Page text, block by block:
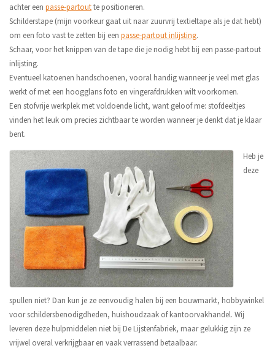
achter een passe-partoutte positioneren.
Schilderstape (mijn voorkeur gaat uit naar zuurvrij textieltape als je dat hebt)
om een foto vast te zetten bij een passe-partout inlijsting.
Schaar, voor het knippen van de tape die je nodig hebt bij een passe-partout
inlijsting.
Eventueel katoenen handschoenen, vooral handig wanneer je veel met glas
werkt of met een hoogglans foto en vingerafdrukken wilt voorkomen.
Een stofvrije werkplek met voldoende licht, want geloof me: stofdeeltjes
vinden het leuk om precies zichtbaar te worden wanneer je denkt dat je klaar
bent.
Heb je
deze
spullen niet? Dan kun je ze eenvoudig halen bij een bouwmarkt, hobbywinkel
voor schildersbenodigdheden, huishoudzaak of kantoorvakhandel. Wij
leveren deze hulpmiddelen niet bij De Lijstenfabriek, maar gelukkig zijn ze
vrijwel overal verkrijgbaar en vaak verrassend betaalbaar.